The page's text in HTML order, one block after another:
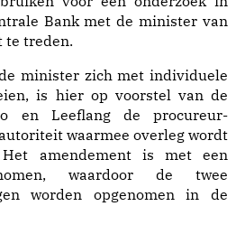
Bank met de minister van
te treden.
minister zich met individuele
is hier op voorstel van de
en Leeflang de procureur-
waarmee overleg wordt
Het amendement is met een
waardoor de twee
worden opgenomen in de